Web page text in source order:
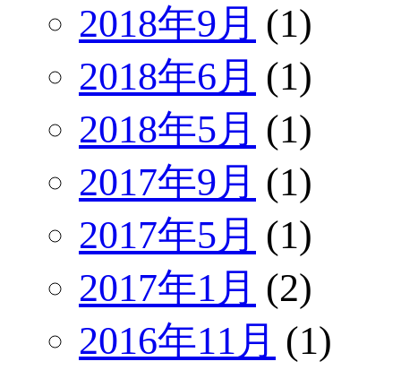
2018年9月 (1)
2018年6月 (1)
2018年5月 (1)
2017年9月 (1)
2017年5月 (1)
2017年1月 (2)
2016年11月 (1)